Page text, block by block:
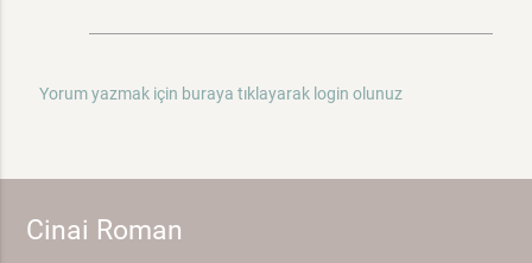
Yorum yazmak için buraya tıklayarak login olunuz
Cinai Roman